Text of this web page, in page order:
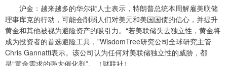
沪金：越来越多的华尔街人士表示，特朗普总统本周解雇美联储
理事库克的行动，可能会削弱人们对美元和美国国债的信心，并提升
黄金和其他被视为避险资产的吸引力。“若美联储失去独立性，黄金将
成为投资者的首选避险工具，”WisdomTree研究公司全球研究主管
Chris Gannatti表示。该公司认为任何对美联储独立性的威胁，都
是“黄金需求的强大催化剂”。（财联社）